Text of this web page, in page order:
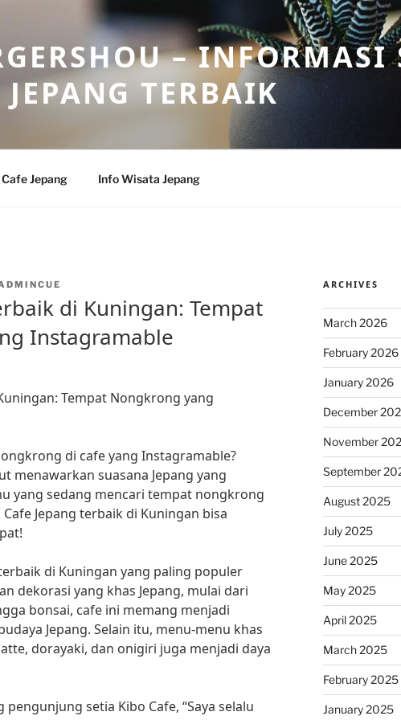
– INFORMASI
TERBAIK
Cafe Jepang Info Wisata Jepang
di Kuningan: Tempat
Instagramable
Tempat Nongkrong yang
di cafe yang Instagramable?
menawarkan suasana Jepang yang
yang sedang mencari tempat nongkrong
Jepang terbaik di Kuningan bisa
di Kuningan yang paling populer
dekorasi yang khas Jepang, mulai dari
bonsai, cafe ini memang menjadi
Jepang. Selain itu, menu-menu khas
dorayaki, dan onigiri juga menjadi daya
setia Kibo Cafe, “Saya selalu
ARCHIVES
March 2026
February 2026
January 2026
December
November
September
August 2025
July 2025
June 2025
May 2025
April 2025
March 2025
February 2025
January 2025